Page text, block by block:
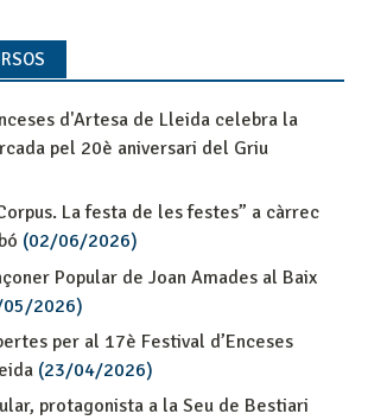
d'Artesa de Lleida celebra la
pel 20è aniversari del Griu
La festa de les festes” a càrrec
(02/06/2026)
Popular de Joan Amades al Baix
2026)
per al 17è Festival d’Enceses
(23/04/2026)
protagonista a la Seu de Bestiari